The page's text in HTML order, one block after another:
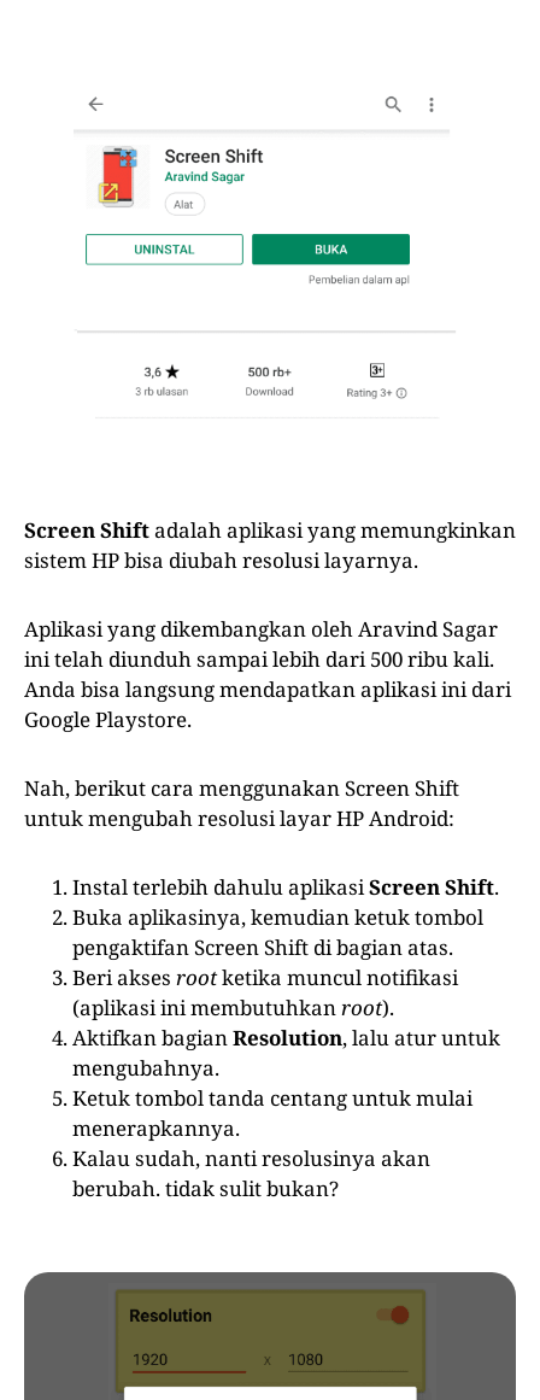
Screen Shiftadalah aplikasi yang memungkinkan
sistem HP bisa diubah resolusi layarnya.
Aplikasi yang dikembangkan oleh Aravind Sagar
ini telah diunduh sampai lebih dari 500 ribu kali.
Anda bisa langsung mendapatkan aplikasi ini dari
Google Playstore.
Nah, berikut cara menggunakan Screen Shift
untuk mengubah resolusi layar HP Android:
Instal terlebih dahulu aplikasiScreen Shift.
Buka aplikasinya, kemudian ketuk tombol
pengaktifan Screen Shift di bagian atas.
Beri akses rootketika muncul notifikasi
(aplikasi ini membutuhkanroot).
Aktifkan bagianResolution, lalu atur untuk
mengubahnya.
Ketuk tombol tanda centang untuk mulai
menerapkannya.
Kalau sudah, nanti resolusinya akan
berubah. tidak sulit bukan?